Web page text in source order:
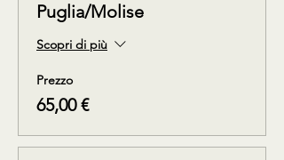
Puglia/Molise
Scopri di più
Prezzo
65,00 €